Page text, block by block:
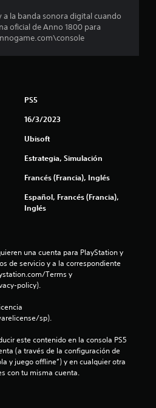
a
d
c
o
t
l
a la banda sonora digital cuando
oficial de Anno 1800 para
PS5
16/3/2023
Ubisoft
Estrategia, Simulación
Francés (Francia), Inglés
Español, Francés (Francia),
Inglés
una cuenta para PlayStation y
de servicio y a la correspondiente
Terms y
policy).
sp).
este contenido en la consola PS5
(a través de la configuración de
y juego offline”) y en cualquier otra
con tu misma cuenta.